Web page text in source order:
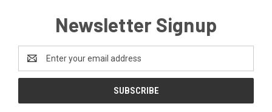
Newsletter Signup
Address